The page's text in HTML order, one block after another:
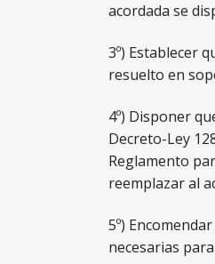
acordada se
3º) Establecer
resuelto en
4º) Disponer
Decreto-Ley
Reglamento
reemplazar al
5º)
necesarias